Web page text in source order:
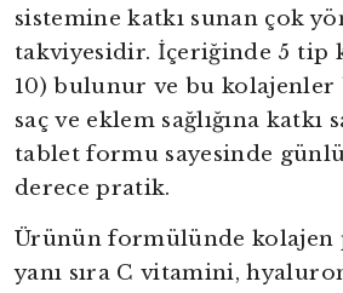
sistemine katkı sunan çok
takviyesidir. İçeriğinde 5 tip
10) bulunur ve bu kolajenler
saç ve eklem sağlığına katkı
tablet formu sayesinde
derece pratik.
Ürünün formülünde
yanı sıra C vitamini,